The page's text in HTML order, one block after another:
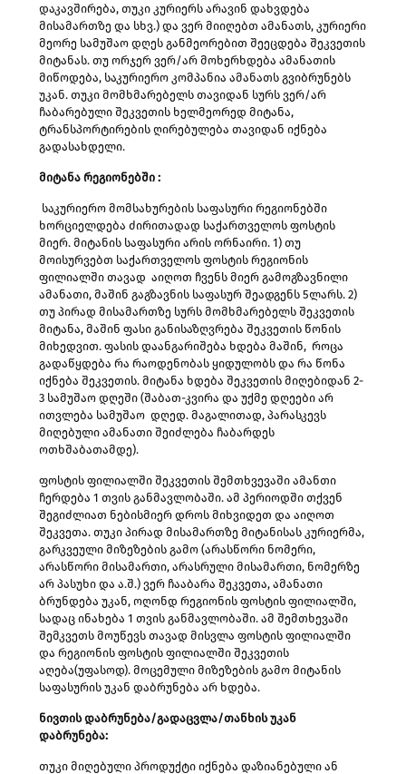
დაკავშირება, თუკი კურიერს არავინ დახვდება
მისამართზე და სხვ.) და ვერ მიიღებთ ამანათს, კურიერი
მეორე სამუშაო დღეს განმეორებით შეეცდება შეკვეთის
მიტანას. თუ ორჯერ ვერ/არ მოხერხდება ამანათის
მიწოდება, საკურიერო კომპანია ამანათს გვიბრუნებს
უკან. თუკი მომხმარებელს თავიდან სურს ვერ/არ
ჩაბარებული შეკვეთის ხელმეორედ მიტანა,
ტრანსპორტირების ღირებულება თავიდან იქნება
გადასახდელი.
მიტანა რეგიონებში :
საკურიერო მომსახურების საფასური რეგიონებში
ხორციელდება ძირითადად საქართველოს ფოსტის
მიერ. მიტანის საფასური არის ორნაირი. 1) თუ
მოისურვებთ საქართველოს ფოსტის რეგიონის
ფილიალში თავად აიღოთ ჩვენს მიერ გამოგზავნილი
ამანათი, მაშინ გაგზავნის საფასურ შეადგენს 5ლარს. 2)
თუ პირად მისამართზე სურს მომხმარებელს შეკვეთის
მიტანა, მაშინ ფასი განისაზღვრება შეკვეთის წონის
მიხედვით. ფასის დაანგარიშება ხდება მაშინ, როცა
გადაწყდება რა რაოდენობას ყიდულობს და რა წონა
იქნება შეკვეთის. მიტანა ხდება შეკვეთის მიღებიდან 2-
3 სამუშაო დღეში (შაბათ-კვირა და უქმე დღეები არ
ითვლება სამუშაო დღედ. მაგალითად, პარასკევს
მიღებული ამანათი შეიძლება ჩაბარდეს
ოთხშაბათამდე).
ფოსტის ფილიალში შეკვეთის შემთხვევაში ამანთი
ჩერდება 1 თვის განმავლობაში. ამ პერიოდში თქვენ
შეგიძლიათ ნებისმიერ დროს მიხვიდეთ და აიღოთ
შეკვეთა. თუკი პირად მისამართზე მიტანისას კურიერმა,
გარკვეული მიზეზების გამო (არასწორი ნომერი,
არასწორი მისამართი, არასრული მისამართი, ნომერზე
არ პასუხი და ა.შ.) ვერ ჩააბარა შეკვეთა, ამანათი
ბრუნდება უკან, ოღონდ რეგიონის ფოსტის ფილიალში,
სადაც ინახება 1 თვის განმავლობაში. ამ შემთხევაში
შემკვეთს მოუწევს თავად მისვლა ფოსტის ფილიალში
და რეგიონის ფოსტის ფილიალში შეკვეთის
აღება(უფასოდ). მოცემული მიზეზების გამო მიტანის
საფასურის უკან დაბრუნება არ ხდება.
ნივთის დაბრუნება/გადაცვლა/თანხის უკან
დაბრუნება:
თუკი მიღებული პროდუქტი იქნება დაზიანებული ან